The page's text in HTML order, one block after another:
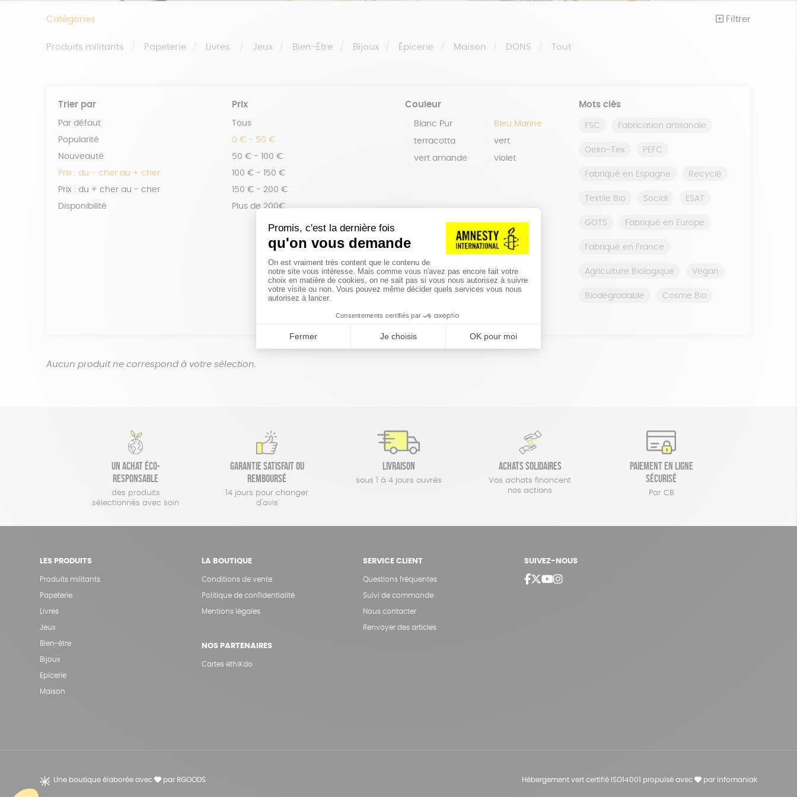
Catégories Filtrer
Produits militants Papeterie Livres Jeux Bien-Être Bijoux Épicerie Maison DONS Tout
Trier par
Par défaut
Popularité
Nouveauté
Prix : du - cher au + cher
Prix : du + cher au - cher
Disponibilité
Prix
Tous
0 € - 50 €
50 € - 100 €
100 € - 150 €
150 € - 200 €
Plus de 200€
Couleur
Blanc Pur Bleu Marine
terracotta vert
vert amande violet
Mots clés
FSC Fabrication artisanale
Oeko-Tex PEFC
Fabriqué en Espagne Recyclé
Textile Bio Social ESAT
GOTS Fabriqué en Europe
Fabriqué en France
Agriculture Biologique Vegan
Biodégradable Cosme Bio
réinitialiser les filtres
Aucun produit ne correspond à votre sélection.
Un achat éco-
responsable
des produits
sélectionnés avec soin
Garantie satisfait ou
remboursé
14 jours pour changer
d'avis
Livraison
sous 1 à 4 jours ouvrés
Achats solidaires
Vos achats financent
nos actions
Paiement en ligne
sécurisé
Par CB
LES PRODUITS
Produits militants
Papeterie
Livres
Jeux
Bien-être
Bijoux
Epicerie
Maison
LA BOUTIQUE
Conditions de vente
Politique de confidentialité
Mentions légales
NOS PARTENAIRES
Cartes éthiKdo
SERVICE CLIENT
Questions fréquentes
Suivi de commande
Nous contacter
Renvoyer des articles
SUIVEZ-NOUS
Une boutique élaborée avec par RGOODS Hébergement vert certifié ISO14001 propulsé avec par Infomaniak